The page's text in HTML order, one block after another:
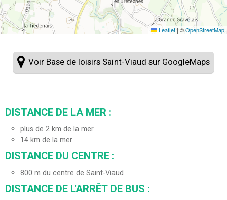
Leaflet | ©OpenStreetMap
Voir Base de loisirs Saint-Viaud sur GoogleMaps
DISTANCE DE LA MER :
plus de 2 km de la mer
14km de la mer
DISTANCE DU CENTRE :
800 m du centre de Saint-Viaud
DISTANCE DE L'ARRÊT DE BUS :